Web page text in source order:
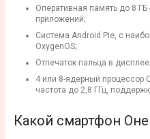
Оперативная память до 8 ГБ
приложений;
Система Android Pie, с
OxygenOS;
Отпечаток пальца в дисплее;
4 или 8-ядерный процессор
частота до 2,8 ГГц,
Какой смартфон